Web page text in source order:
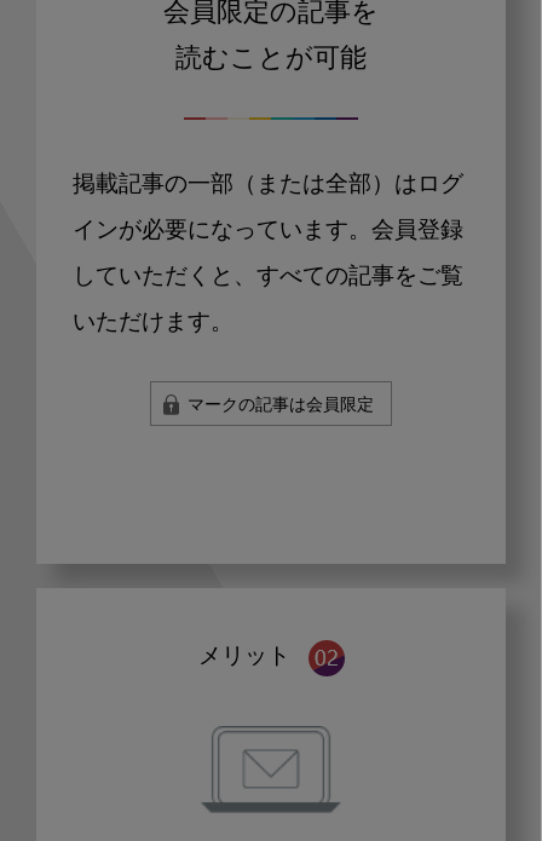
会員限定の記事を
読むことが可能
掲載記事の一部（または全部）はログ
インが必要になっています。会員登録
していただくと、すべての記事をご覧
いただけます。
マークの記事は会員限定
メリット